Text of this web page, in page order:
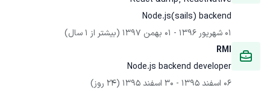
Node.js(sails) backend
01 شهریور 1396
- 01 بهمن 1397
(بیشتر از 1 سال)
RMI
Node.js backend developer
06 اسفند 1395
- 30 اسفند 1395
(24 روز)